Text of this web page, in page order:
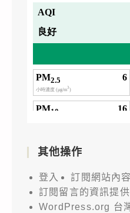
其他操作
登入
訂閱網站內
訂閱留言的資訊提供
WordPress.org 台